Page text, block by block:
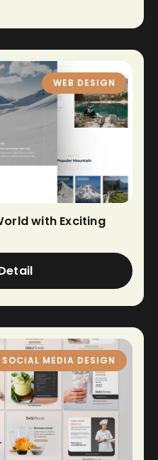
WEB DESIGN
with Exciting
SOCIAL MEDIA DESIGN